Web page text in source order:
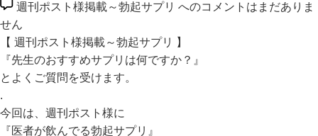
週刊ポスト様掲載～勃起サプリ へのコメントはまだありま
せん
【 週刊ポスト様掲載～勃起サプリ
】
『先生のおすすめサプリは何ですか？』
とよくご質問を受けます。
.
今回は、週刊ポスト様に
『医者が飲んでる勃起サプリ』